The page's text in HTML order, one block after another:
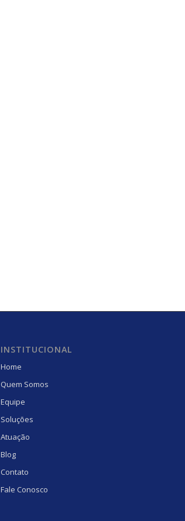
INSTITUCIONAL
Home
Quem Somos
Equipe
Soluções
Atuação
Blog
Contato
Fale Conosco